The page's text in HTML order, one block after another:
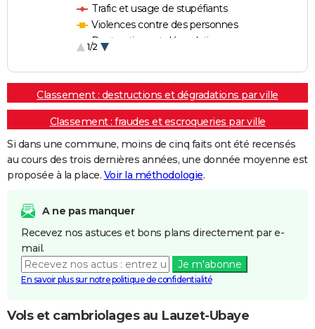
Trafic et usage de stupéfiants
Violences contre des personnes
Destructions et dégradations
1/2
Classement : destructions et dégradations par ville
Classement : fraudes et escroqueries par ville
Si dans une commune, moins de cinq faits ont été recensés
au cours des trois dernières années, une donnée moyenne est
proposée à la place. Voir la méthodologie.
A ne pas manquer
Recevez nos astuces et bons plans directement par e-
mail.
Je m'abonne
En savoir plus sur notre politique de confidentialité
Vols et cambriolages au Lauzet-Ubaye